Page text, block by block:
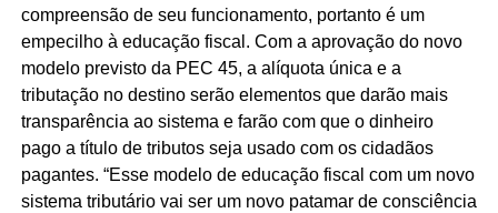
compreensão de seu funcionamento, portanto é um
empecilho à educação fiscal. Com a aprovação do novo
modelo previsto da PEC 45, a alíquota única e a
tributação no destino serão elementos que darão mais
transparência ao sistema e farão com que o dinheiro
pago a título de tributos seja usado com os cidadãos
pagantes. “Esse modelo de educação fiscal com um novo
sistema tributário vai ser um novo patamar de consciência